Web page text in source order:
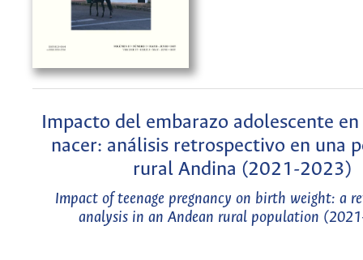
Impacto del embarazo adolescente
nacer: análisis retrospectivo en una
rural Andina (2021-2023)
Impact of teenage pregnancy on birth weight: a
analysis in an Andean rural population